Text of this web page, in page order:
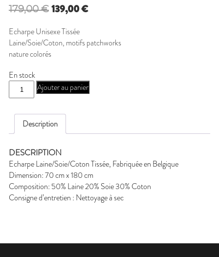
179,00€ Le
prix
initial
était :
179,00 €.
139,00€Le
139,00 €.
Echarpe Unisexe Tissée
Laine/Soie/Coton, motifs patchworks
nature colorés
En stock
quantité
de
ICE72H
Ajouter au panier
Description
DESCRIPTION
Echarpe Laine/Soie/Coton Tissée, Fabriquée en Belgique
Dimension: 70 cm x 180 cm
Composition: 50% Laine 20% Soie 30% Coton
Consigne d’entretien : Nettoyage à sec